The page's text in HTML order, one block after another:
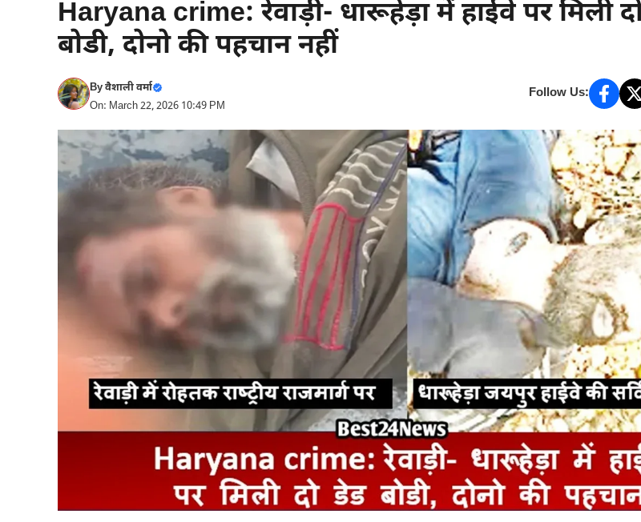
Haryana crime: रेवाड़ी- धारूहेड़ा में हाईवे पर मिली
बोडी, दोनो की पहचान नहीं
Byवैशाली वर्मा
On: March 22, 2026 10:49 PM
Follow Us: